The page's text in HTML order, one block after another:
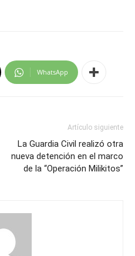
WhatsApp
Artículo siguiente
La Guardia Civil realizó otra
nueva detención en el marco
de la “Operación Milikitos”